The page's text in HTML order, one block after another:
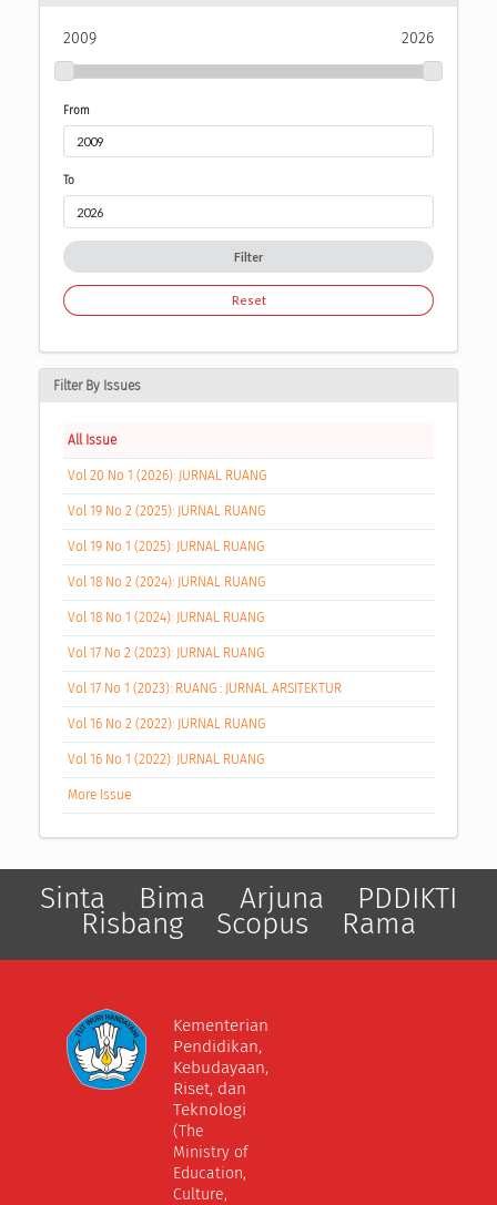
2009 2026
From
To
Filter
Reset
Filter By Issues
All Issue
Vol 20 No 1 (2026): JURNAL RUANG
Vol 19 No 2 (2025): JURNAL RUANG
Vol 19 No 1 (2025): JURNAL RUANG
Vol 18 No 2 (2024): JURNAL RUANG
Vol 18 No 1 (2024): JURNAL RUANG
Vol 17 No 2 (2023): JURNAL RUANG
Vol 17 No 1 (2023): RUANG : JURNAL ARSITEKTUR
Vol 16 No 2 (2022): JURNAL RUANG
Vol 16 No 1 (2022): JURNAL RUANG
More Issue
Sinta Bima Arjuna PDDIKTI
Risbang Scopus Rama
Kementerian
Pendidikan,
Kebudayaan,
Riset, dan
Teknologi
(The
Ministry of
Education,
Culture,